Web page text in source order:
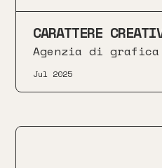
CARATTERE
Agenzia di grafica
Jul 2025